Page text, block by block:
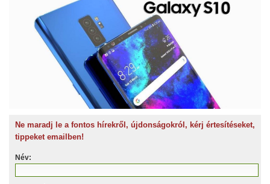
Ne maradj le a fontos hírekről, újdonságokról, kérj értesítéseket,
tippeket emailben!
Név: